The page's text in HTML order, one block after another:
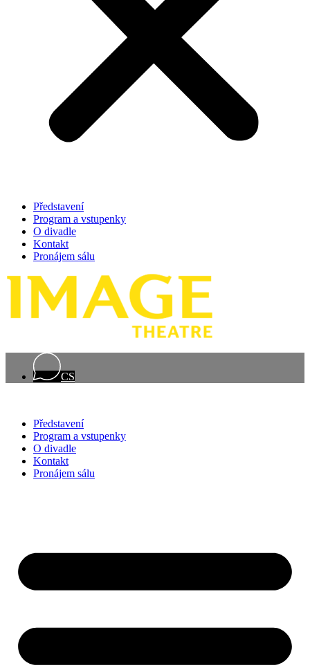
Představení
Program a vstupenky
O divadle
Kontakt
Pronájem sálu
CS
Představení
Program a vstupenky
O divadle
Kontakt
Pronájem sálu